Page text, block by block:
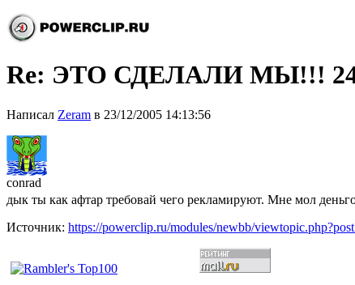
Re: ЭТО СДЕЛАЛИ МЫ!!!
Написал Zeram в 23/12/2005 14:13:56
conrad
дык ты как афтар требовай чего рекламируют. Мне мол
Источник: https://powerclip.ru/modules/newbb/